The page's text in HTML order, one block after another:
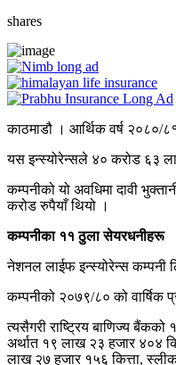
shares
काठमाडौ । आर्थिक वर्ष २०८०/
यस इन्स्योरेन्सले ४० करोड ६३
कम्पनीको यो अवधिमा दावी
करोड रुपैयाँ थियो ।
कम्पनीका ११ ठुला सेयरधनीहरू
नेशनल लाईफ इन्स्योरेन्स कम्पनी
कम्पनीको २०७९/८० को वार्षिक
त्यसैगरी राष्ट्रिय बाणिज्य
अर्थात १९ लाख २३ हजार ४०४
लाख २७ हजार १५६ कित्ता,